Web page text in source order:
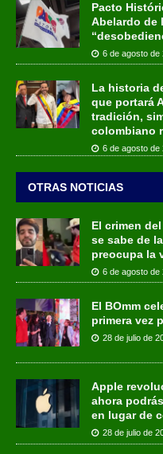
Pacto
Abelardo de
6 de agosto de
La historia
que portará
tradición,
colombiano
6 de agosto de
OTRAS NOTICIAS
El crimen
se sabe de
preocupa la
6 de agosto de
El BOmm
primera vez
28 de julio de
Apple
ahora
en lugar de
28 de julio de